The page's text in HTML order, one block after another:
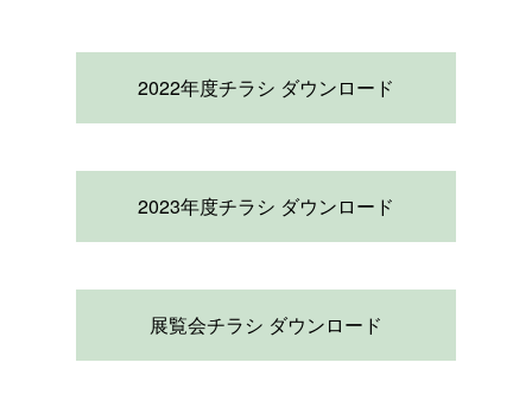
2022年度チラシ ダウンロード
2023年度チラシ ダウンロード
展覧会チラシ ダウンロード